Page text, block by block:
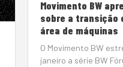
Movimento BW
sobre a transição
área de máquinas
O Movimento BW
janeiro a série BW